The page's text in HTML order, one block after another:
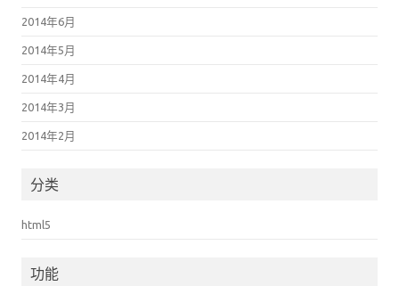
2014年6月
2014年5月
2014年4月
2014年3月
2014年2月
分类
html5
功能